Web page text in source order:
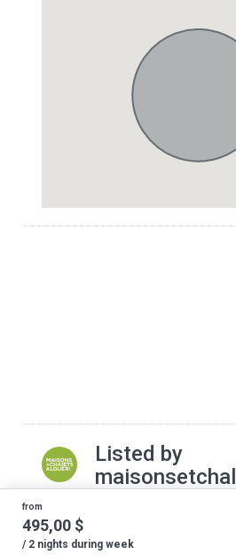
Listed by
from
495,00 $
/ 2 nights during week
© 2026 - Cottage Discount - All